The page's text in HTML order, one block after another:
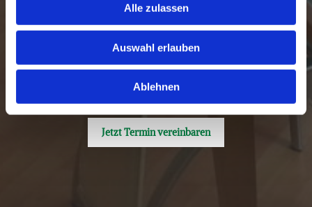
Alle zulassen
Auswahl erlauben
Ablehnen
Lohnabrechnungen
Jahresabschlusserstellung
Einkommenssteuererklärung für Privatleute
Jetzt Termin vereinbaren